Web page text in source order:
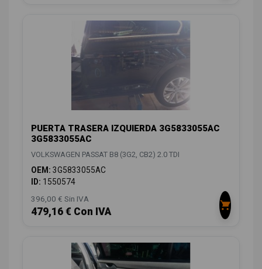
PUERTA TRASERA IZQUIERDA 3G5833055AC
3G5833055AC
VOLKSWAGEN PASSAT B8 (3G2, CB2) 2.0 TDI
OEM: 3G5833055AC
ID: 1550574
396,00 € Sin IVA
479,16 € Con IVA